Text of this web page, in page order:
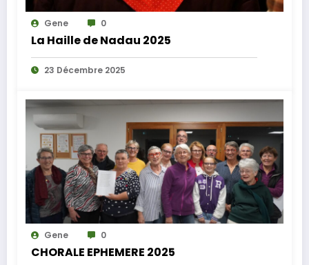
Gene 0
La Haille de Nadau 2025
23 Décembre 2025
Gene 0
CHORALE EPHEMERE 2025